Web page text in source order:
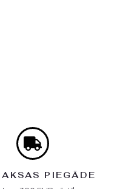
PIEGĀDE